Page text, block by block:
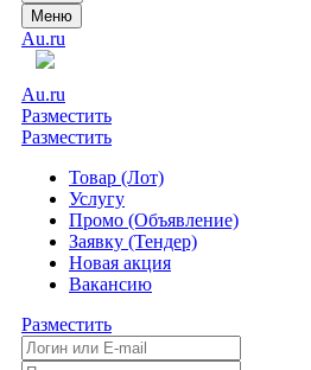
Меню
Au.ru
Au.ru
Разместить
Разместить
Товар (Лот)
Услугу
Промо (Объявление)
Заявку (Тендер)
Новая акция
Вакансию
Разместить